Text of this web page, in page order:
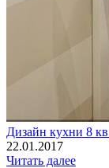
Дизайн кухни 8
22.01.2017
Читать далее